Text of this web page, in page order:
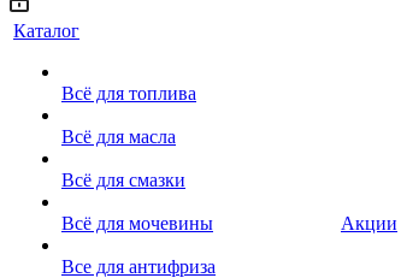
Каталог
Всё для топлива
Всё для масла
Всё для смазки
Всё для мочевины
Все для антифриза
Акции